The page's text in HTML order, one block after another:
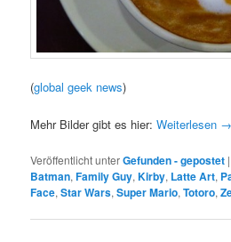
(global geek news)
Mehr Bilder gibt es hier:Weiterlesen →
Veröffentlicht unterGefunden - gepostet
Batman,Family Guy,Kirby, Latte Art,
Face,Star Wars,Super Mario,Totoro,